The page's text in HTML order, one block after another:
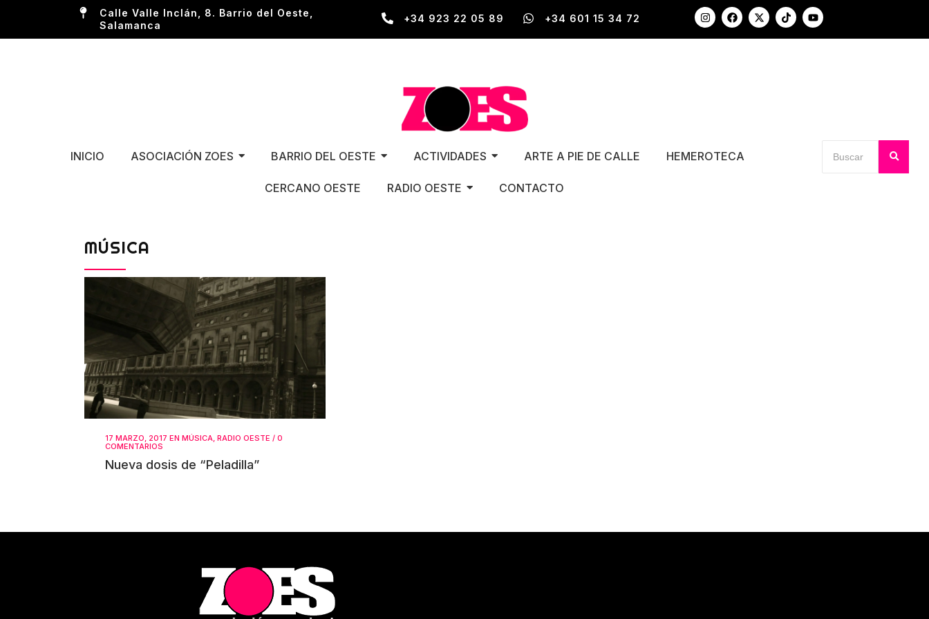
Calle Valle Inclán, 8. Barrio del Oeste,
Salamanca
+34 923 22 05 89 +34 601 15 34 72
INICIO ASOCIACIÓN ZOES BARRIO DEL OESTE ACTIVIDADES ARTE A PIE DE CALLE HEMEROTECA
CERCANO OESTE RADIO OESTE CONTACTO
MÚSICA
17 MARZO, 2017 EN MÚSICA, RADIO OESTE / 0
COMENTARIOS
Nueva dosis de “Peladilla”